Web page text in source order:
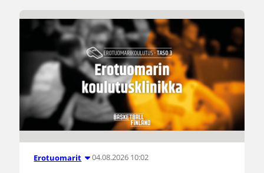
Erotuomarit 04.08.2026 10:02